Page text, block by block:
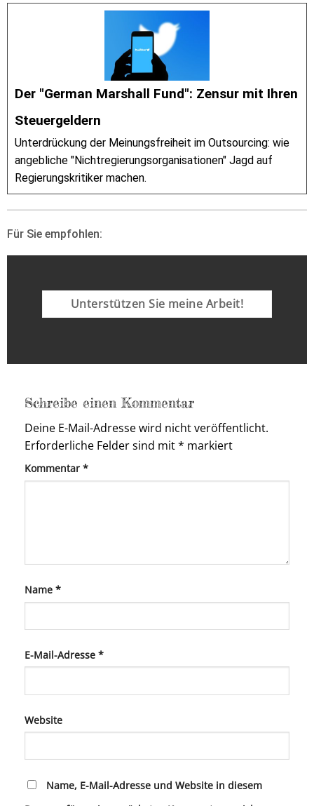
Der "German Marshall Fund": Zensur mit Ihren
Steuergeldern
Unterdrückung der Meinungsfreiheit im Outsourcing: wie
angebliche "Nichtregierungsorganisationen" Jagd auf
Regierungskritiker machen.
Für Sie empfohlen:
Unterstützen Sie meine Arbeit!
Schreibe einen Kommentar
Deine E-Mail-Adresse wird nicht veröffentlicht.
Erforderliche Felder sind mit* markiert
Kommentar *
Name *
E-Mail-Adresse *
Website
Name, E-Mail-Adresse und Website in diesem